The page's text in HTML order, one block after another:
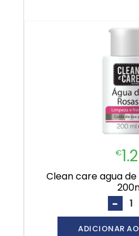
€
clean care agua de rosa c/doseador
-
ADICIONAR